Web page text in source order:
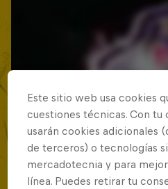
Este sitio web usa cookies
cuestiones técnicas. Con tu
usarán cookies adicionales
de terceros) o tecnologías
mercadotecnia y para
línea. Puedes retirar tu